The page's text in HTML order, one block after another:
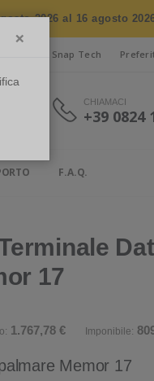
2026 al 16 agosto
Snap Tech
CHIAMACI
+39 0824
F.A.Q.
17
1.767,78 € Imponibile:
Memor 17
×